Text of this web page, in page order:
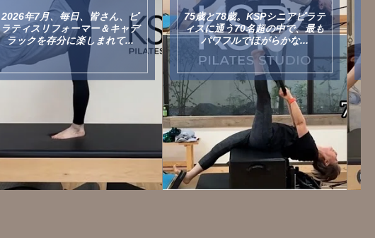
2026年7月、毎日、皆さん、ピ
ラティスリフォーマー＆キャデ
ラックを存分に楽しまれて...
75歳と78歳。KSPシニアピラテ
ィスに通う70名超の中で、最も
パワフルでほがらかな...